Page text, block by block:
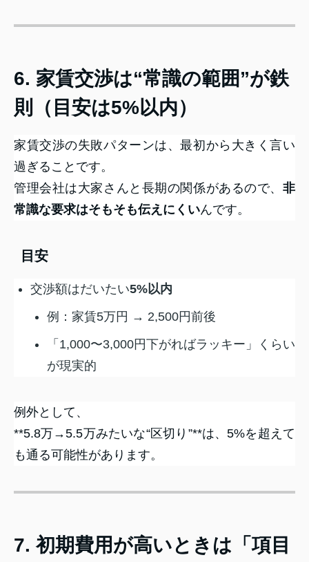
6. 家賃交渉は“常識の範囲”が鉄
則（目安は5%以内）
家賃交渉の失敗パターンは、最初から大きく言い
過ぎることです。
管理会社は大家さんと長期の関係があるので、 非
常識な要求はそもそも伝えにくいんです。
目安
交渉額はだいたい5%以内
例：家賃5万円 → 2,500円前後
「1,000〜3,000円下がればラッキー」くらい
が現実的
例外として、
**5.8万→5.5万みたいな“区切り”**は、5%を超えて
も通る可能性があります。
7. 初期費用が高いときは「項目